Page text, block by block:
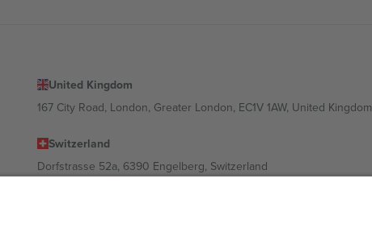
United Kingdom
167 City Road, London, Greater London, EC1V 1AW, United Kingdom
Switzerland
Dorfstrasse 52a, 6390 Engelberg, Switzerland